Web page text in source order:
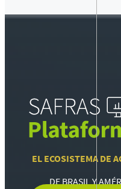
EL ECOSISTEMA DE
DE BRASIL Y